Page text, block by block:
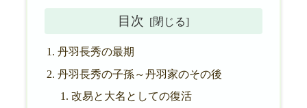
目次
丹羽長秀の最期
丹羽長秀の子孫～丹羽家のその後
改易と大名としての復活